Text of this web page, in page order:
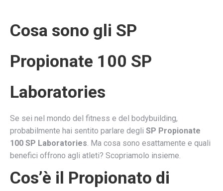
Cosa sono gli SP
Propionate 100 SP
Laboratories
Se sei nel mondo del fitness e del bodybuilding,
probabilmente hai sentito parlare degli SP Propionate
100 SP Laboratories. Ma cosa sono esattamente e quali
benefici offrono agli atleti? Scopriamolo insieme.
Cos’è il Propionato di